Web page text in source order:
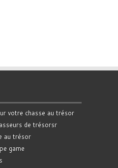
votre chasse au trésor
de trésorsr
au trésor
game